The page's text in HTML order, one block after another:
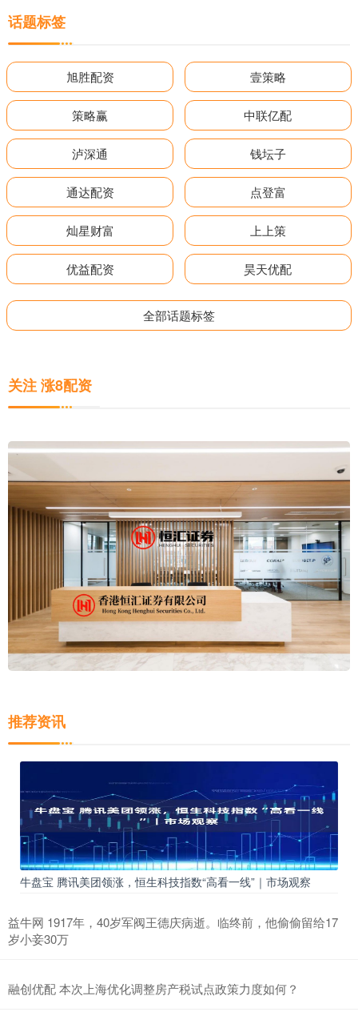
话题标签
旭胜配资 壹策略
策略赢 中联亿配
泸深通 钱坛子
通达配资 点登富
灿星财富 上上策
优益配资 昊天优配
全部话题标签
关注 涨8配资
推荐资讯
牛盘宝 腾讯美团领涨，恒生科技指数“高看一线”｜市场观察
益牛网 1917年，40岁军阀王德庆病逝。临终前，他偷偷留给17
岁小妾30万
融创优配 本次上海优化调整房产税试点政策力度如何？